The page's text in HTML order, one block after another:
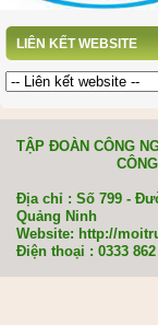
LIÊN KẾT WEBSITE
TẬP ĐOÀN CÔNG
CÔNG TY
Địa chỉ : Số 799 -
Quảng Ninh
Website: http://
Điện thoại : 0333 862